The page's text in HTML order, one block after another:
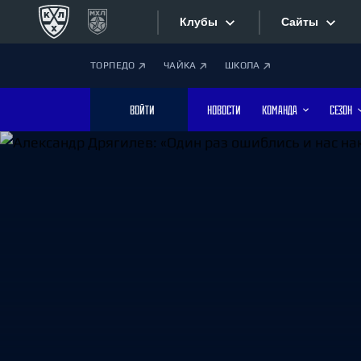
Клубы
Дивизион Боброва
Лада
Сайты
Текстовые
ТОРПЕДО ЧАЙКА ШКОЛА
ВОЙТИ НОВОСТИ КОМАНДА СЕЗОН